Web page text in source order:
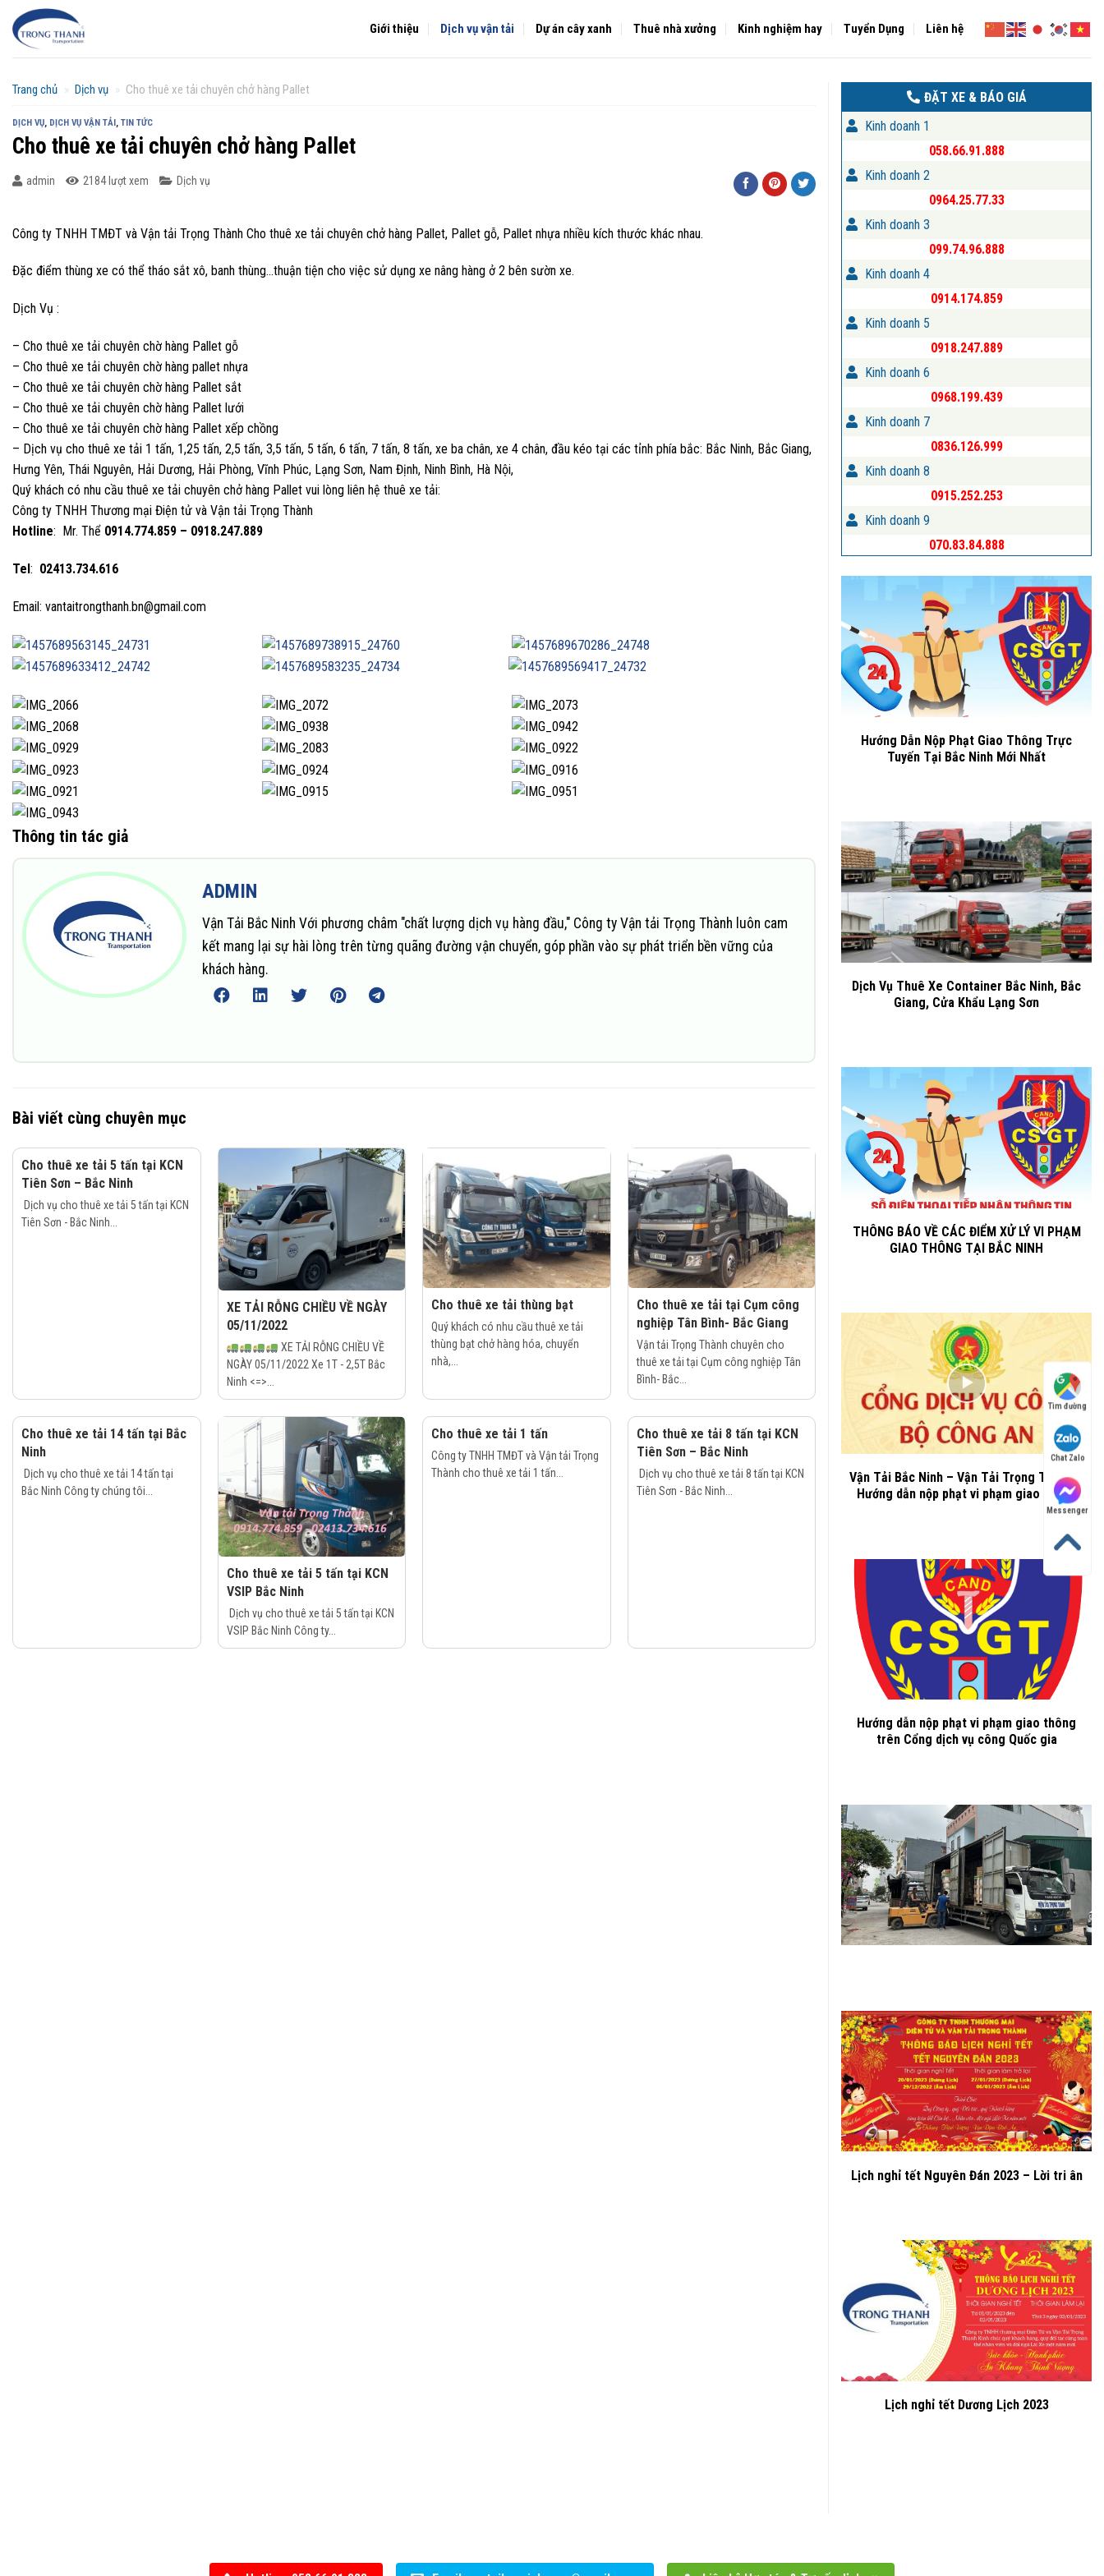
Chuyển
đến
Giới thiệu Dịch vụ vận tải Dự án cây xanh Thuê nhà xưởng Kinh nghiệm hay Tuyển Dụng Liên hệ
Trang chủ » Dịch vụ » Cho thuê xe tải chuyên chở hàng Pallet
DỊCH VỤ, DỊCH VỤ VẬN TẢI, TIN TỨC
Cho thuê xe tải chuyên chở hàng Pallet
admin 2184 lượt xem Dịch vụ
Công ty TNHH TMĐT và Vận tải Trọng Thành Cho thuê xe tải chuyên chở hàng Pallet, Pallet gỗ, Pallet nhựa nhiều kích thước khác nhau.
Đặc điểm thùng xe có thể tháo sắt xô, banh thùng…thuận tiện cho việc sử dụng xe nâng hàng ở 2 bên sườn xe.
Dịch Vụ :
– Cho thuê xe tải chuyên chờ hàng Pallet gỗ
– Cho thuê xe tải chuyên chờ hàng pallet nhựa
– Cho thuê xe tải chuyên chờ hàng Pallet sắt
– Cho thuê xe tải chuyên chờ hàng Pallet lưới
– Cho thuê xe tải chuyên chờ hàng Pallet xếp chồng
– Dịch vụ cho thuê xe tải 1 tấn, 1,25 tấn, 2,5 tấn, 3,5 tấn, 5 tấn, 6 tấn, 7 tấn, 8 tấn, xe ba chân, xe 4 chân, đầu kéo tại các tỉnh phía bắc: Bắc Ninh, Bắc Giang,
Hưng Yên, Thái Nguyên, Hải Dương, Hải Phòng, Vĩnh Phúc, Lạng Sơn, Nam Định, Ninh Bình, Hà Nội,
Quý khách có nhu cầu thuê xe tải chuyên chở hàng Pallet vui lòng liên hệ thuê xe tải:
Công ty TNHH Thương mại Điện tử và Vận tải Trọng Thành
Hotline: Mr. Thể 0914.774.859 – 0918.247.889
Tel: 02413.734.616
Email: vantaitrongthanh.bn@gmail.com
Thông tin tác giả
ADMIN
Vận Tải Bắc Ninh Với phương châm "chất lượng dịch vụ hàng đầu," Công ty Vận tải Trọng Thành luôn cam
kết mang lại sự hài lòng trên từng quãng đường vận chuyển, góp phần vào sự phát triển bền vững của
khách hàng.
Bài viết cùng chuyên mục
Cho thuê xe tải 5 tấn tại KCN
Tiên Sơn – Bắc Ninh
Dịch vụ cho thuê xe tải 5 tấn tại KCN
Tiên Sơn - Bắc Ninh...
XE TẢI RỖNG CHIỀU VỀ NGÀY
05/11/2022
XE TẢI RỖNG CHIỀU VỀ
NGÀY 05/11/2022 Xe 1T - 2,5T Bắc
Ninh <=>...
Cho thuê xe tải thùng bạt
Quý khách có nhu cầu thuê xe tải
thùng bạt chở hàng hóa, chuyển
nhà,...
Cho thuê xe tải tại Cụm công
nghiệp Tân Bình- Bắc Giang
Vận tải Trọng Thành chuyên cho
thuê xe tải tại Cụm công nghiệp Tân
Bình- Bắc...
Cho thuê xe tải 14 tấn tại Bắc
Ninh
Dịch vụ cho thuê xe tải 14 tấn tại
Bắc Ninh Công ty chúng tôi...
Cho thuê xe tải 5 tấn tại KCN
VSIP Bắc Ninh
Dịch vụ cho thuê xe tải 5 tấn tại KCN
VSIP Bắc Ninh Công ty...
Cho thuê xe tải 1 tấn
Công ty TNHH TMĐT và Vận tải Trọng
Thành cho thuê xe tải 1 tấn...
Cho thuê xe tải 8 tấn tại KCN
Tiên Sơn – Bắc Ninh
Dịch vụ cho thuê xe tải 8 tấn tại KCN
Tiên Sơn - Bắc Ninh...
ĐẶT XE & BÁO GIÁ
Kinh doanh 1
058.66.91.888
Kinh doanh 2
0964.25.77.33
Kinh doanh 3
099.74.96.888
Kinh doanh 4
0914.174.859
Kinh doanh 5
0918.247.889
Kinh doanh 6
0968.199.439
Kinh doanh 7
0836.126.999
Kinh doanh 8
0915.252.253
Kinh doanh 9
070.83.84.888
Hướng Dẫn Nộp Phạt Giao Thông Trực
Tuyến Tại Bắc Ninh Mới Nhất
Dịch Vụ Thuê Xe Container Bắc Ninh, Bắc
Giang, Cửa Khẩu Lạng Sơn
THÔNG BÁO VỀ CÁC ĐIỂM XỬ LÝ VI PHẠM
GIAO THÔNG TẠI BẮC NINH
Vận Tải Bắc Ninh – Vận Tải Trọng Thành –
Hướng dẫn nộp phạt vi phạm giao thông
Hướng dẫn nộp phạt vi phạm giao thông
trên Cổng dịch vụ công Quốc gia
Lịch nghỉ tết Nguyên Đán 2023 – Lời tri ân
Lịch nghỉ tết Dương Lịch 2023
Tìm đường
Chat Zalo
Messenger